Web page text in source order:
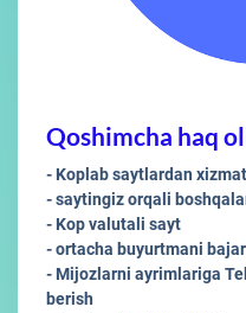
Qoshimcha haq
- Koplab saytlardan
- saytingiz orqali
- Kop valutali sayt
- ortacha buyurtmani
- Mijozlarni ayrimlariga
berish